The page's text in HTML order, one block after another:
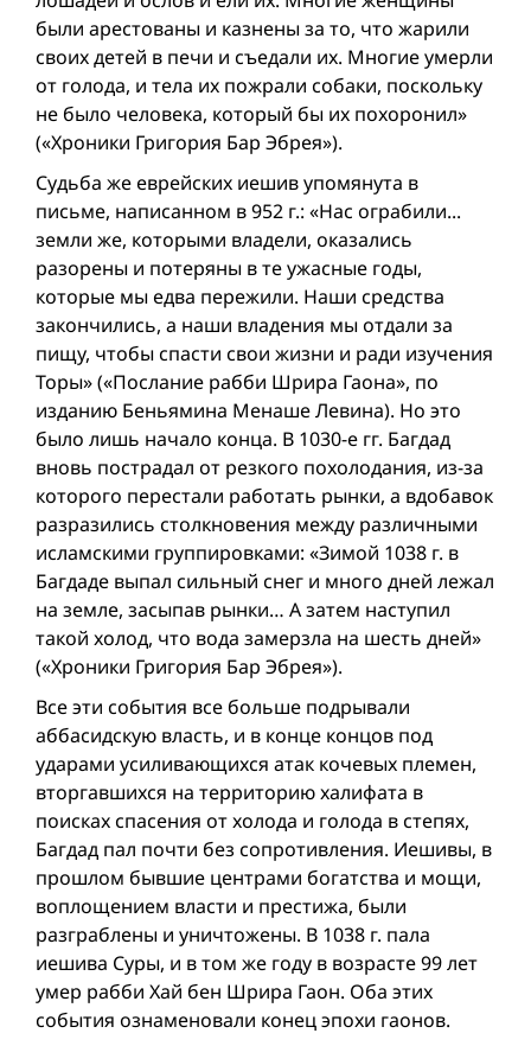
были арестованы и казнены за то, что жарили
своих детей в печи и съедали их. Многие умерли
от голода, и тела их пожрали собаки, поскольку
не было человека, который бы их похоронил»
(«Хроники Григория Бар Эбрея»).
Судьба же еврейских иешив упомянута в
письме, написанном в 952 г.: «Нас ограбили...
земли же, которыми владели, оказались
разорены и потеряны в те ужасные годы,
которые мы едва пережили. Наши средства
закончились, а наши владения мы отдали за
пищу, чтобы спасти свои жизни и ради изучения
Торы» («Послание рабби Шрира Гаона», по
изданию Беньямина Менаше Левина). Но это
было лишь начало конца. В 1030-е гг. Багдад
вновь пострадал от резкого похолодания, из-за
которого перестали работать рынки, а вдобавок
разразились столкновения между различными
исламскими группировками: «Зимой 1038 г. в
Багдаде выпал сильный снег и много дней лежал
на земле, засыпав рынки… А затем наступил
такой холод, что вода замерзла на шесть дней»
(«Хроники Григория Бар Эбрея»).
Все эти события все больше подрывали
аббасидскую власть, и в конце концов под
ударами усиливающихся атак кочевых племен,
вторгавшихся на территорию халифата в
поисках спасения от холода и голода в степях,
Багдад пал почти без сопротивления. Иешивы, в
прошлом бывшие центрами богатства и мощи,
воплощением власти и престижа, были
разграблены и уничтожены. В 1038 г. пала
иешива Суры, и в том же году в возрасте 99 лет
умер рабби Хай бен Шрира Гаон. Оба этих
события ознаменовали конец эпохи гаонов.